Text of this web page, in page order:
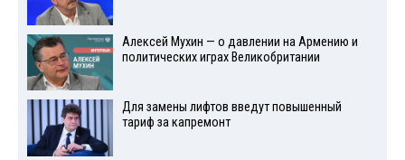
Алексей Мухин — о давлении на Армению и
политических играх Великобритании
Для замены лифтов введут повышенный
тариф за капремонт